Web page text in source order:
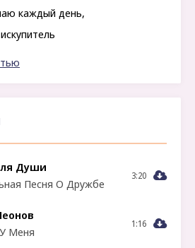
каждый день,
Души
Песня О Дружбе
3:20
Меня
1:16